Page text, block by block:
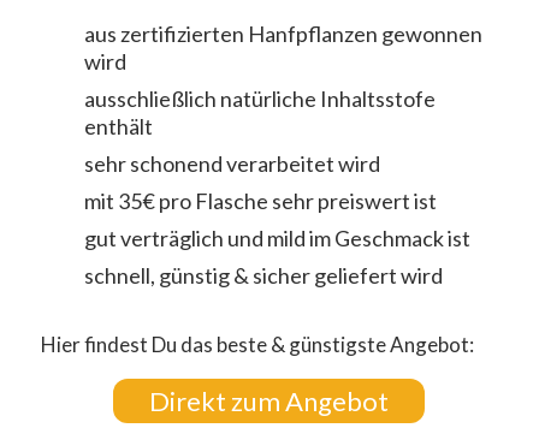
aus zertifizierten Hanfpflanzen gewonnen
wird
ausschließlich natürliche Inhaltsstofe
enthält
sehr schonend verarbeitet wird
mit 35€ pro Flasche sehr preiswert ist
gut verträglich und mild im Geschmack ist
schnell, günstig & sicher geliefert wird
Hier findest Du das beste & günstigste Angebot:
Direkt zum Angebot